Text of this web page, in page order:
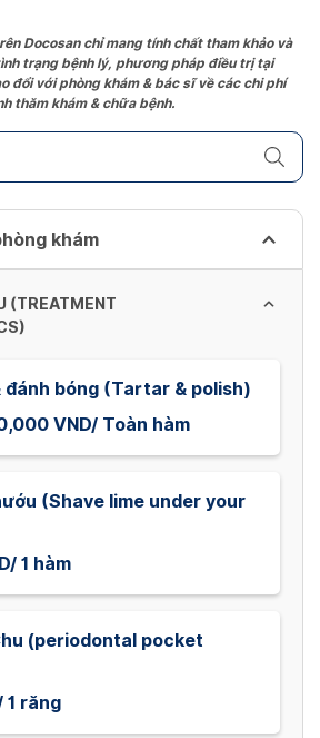
Docosan chỉ mang tính chất tham khảo và
trạng bệnh lý, phương pháp điều trị tại
đổi với phòng khám & bác sĩ về các chi phí
thăm khám & chữa bệnh.
khám
(TREATMENT
đánh bóng (Tartar & polish)
VND/ Toàn hàm
(Shave lime under your
1 hàm
(periodontal pocket
1 răng